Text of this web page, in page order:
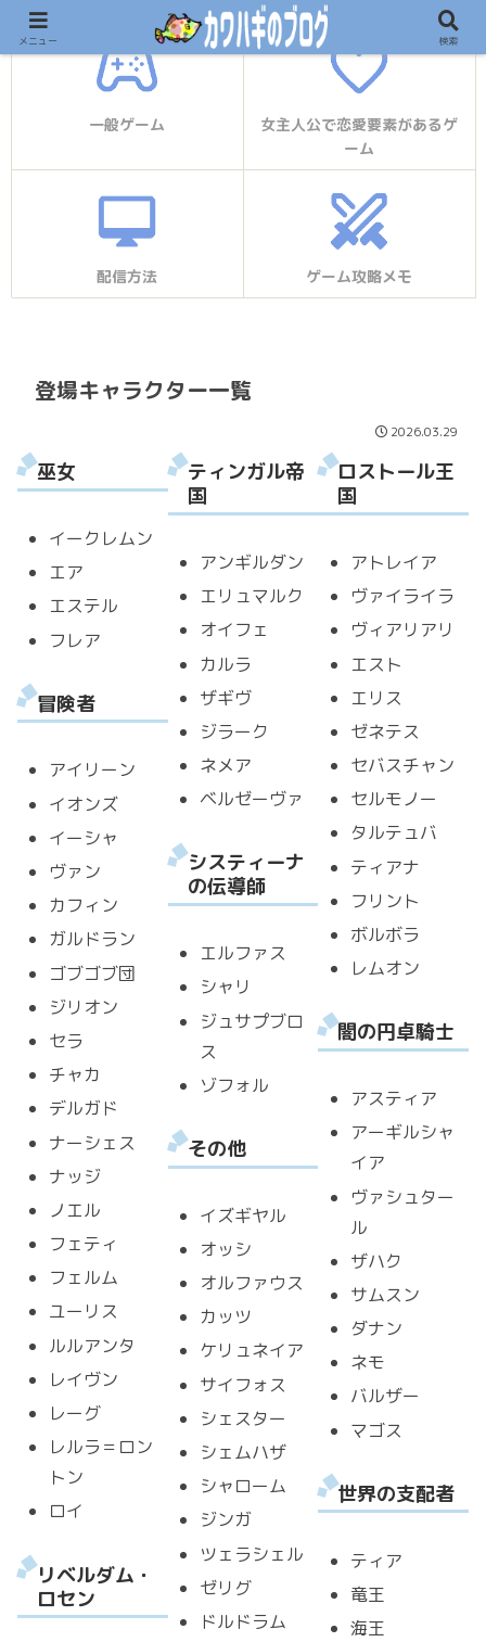
一般ゲーム
女主人公で恋愛要素があるゲ
ーム
配信方法 ゲーム攻略メモ
登場キャラクター一覧
2026.03.29
巫女
イークレムン
エア
エステル
フレア
冒険者
アイリーン
イオンズ
イーシャ
ヴァン
カフィン
ガルドラン
ゴブゴブ団
ジリオン
セラ
チャカ
デルガド
ナーシェス
ナッジ
ノエル
フェティ
フェルム
ユーリス
ルルアンタ
レイヴン
レーグ
レルラ＝ロン
トン
ロイ
リベルダム・
ロセン
ティンガル帝
国
アンギルダン
エリュマルク
オイフェ
カルラ
ザギヴ
ジラーク
ネメア
ベルゼーヴァ
システィーナ
の伝導師
エルファス
シャリ
ジュサプブロ
ス
ゾフォル
その他
イズギヤル
オッシ
オルファウス
カッツ
ケリュネイア
サイフォス
シェスター
シェムハザ
シャローム
ジンガ
ツェラシェル
ゼリグ
ドルドラム
ロストール王
国
アトレイア
ヴァイライラ
ヴィアリアリ
エスト
エリス
ゼネテス
セバスチャン
セルモノー
タルテュバ
ティアナ
フリント
ボルボラ
レムオン
闇の円卓騎士
アスティア
アーギルシャ
イア
ヴァシュター
ル
ザハク
サムスン
ダナン
ネモ
バルザー
マゴス
世界の支配者
ティア
竜王
海王
メニュー 検索